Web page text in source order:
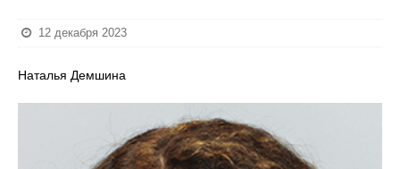
12 декабря 2023
Наталья Демшина